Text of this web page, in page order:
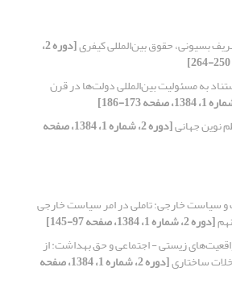
بسیونی، حقوق بین‌المللی کیفری [دوره 2،
به مسئولیت بین‌المللی دولت‌ها در قرن
نوین جهانی [دوره 2، شماره 1، 1384، صفحه
و سیاست خارجی: تاملی در امر سیاست خارجی
[دوره 2، شماره 1، 1384، صفحه 97-145]
زیستی - اجتماعی و حق بهداشت: از
ساختاری [دوره 2، شماره 1، 1384، صفحه